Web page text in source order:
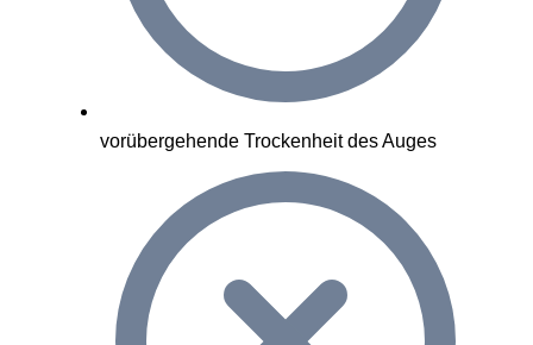
vorübergehende Trockenheit des Auges